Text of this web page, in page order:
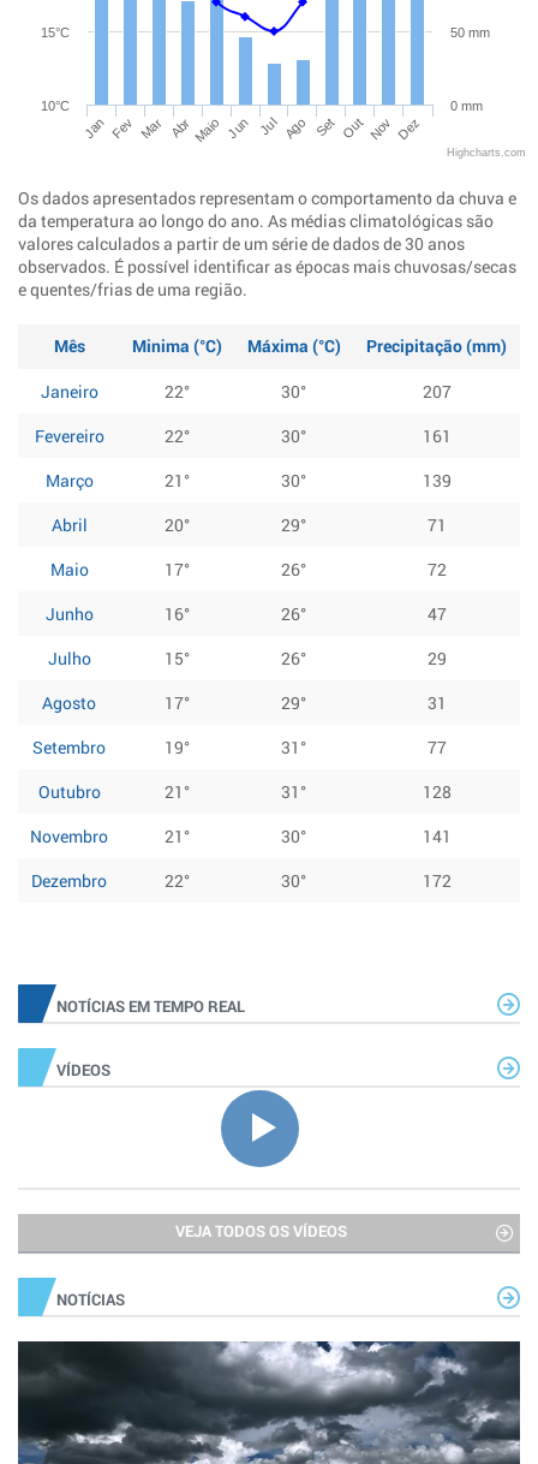
Jan Fev Mar Abr Maio Jun Jul Ago Set Out Nov Dez
10°C
15°C
0 mm
50 mm
Highcharts.com
Os dados apresentados representam o comportamento da chuva e
da temperatura ao longo do ano. As médias climatológicas são
valores calculados a partir de um série de dados de 30 anos
observados. É possível identificar as épocas mais chuvosas/secas
e quentes/frias de uma região.
Mês Minima (°C) Máxima (°C)
Precipitação (mm)
Janeiro
22° 30°
207
Fevereiro
22° 30°
161
Março
21° 30°
139
Abril
20° 29°
71
Maio
17° 26°
72
Junho
16° 26°
47
Julho
15° 26°
29
Agosto
17° 29°
31
Setembro
19° 31°
77
Outubro
21° 31°
128
Novembro
21° 30°
141
Dezembro
22° 30° 172
NOTÍCIAS EM TEMPO REAL
VÍDEOS
VEJA TODOS OS VÍDEOS
NOTÍCIAS